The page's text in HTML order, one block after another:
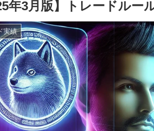
年3月版】トレードルー
実績